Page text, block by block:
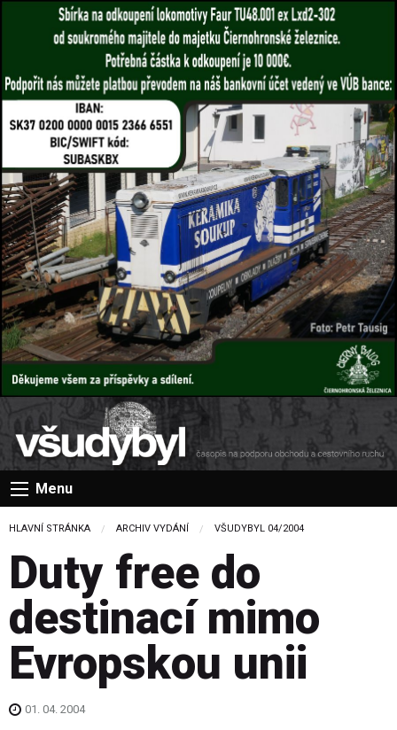
Menu
HLAVNÍ STRÁNKA ARCHIV VYDÁNÍ VŠUDYBYL 04/2004
Duty free do
destinací mimo
Evropskou unii
01. 04. 2004